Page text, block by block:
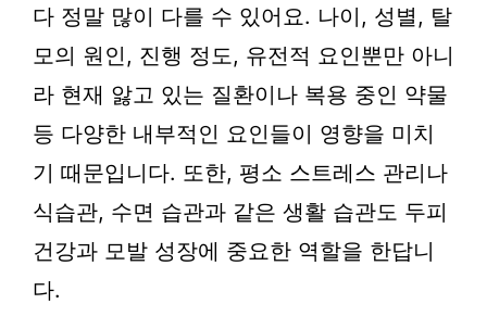
다 정말 많이 다를 수 있어요. 나이, 성별, 탈
모의 원인, 진행 정도, 유전적 요인뿐만 아니
라 현재 앓고 있는 질환이나 복용 중인 약물
등 다양한 내부적인 요인들이 영향을 미치
기 때문입니다. 또한, 평소 스트레스 관리나
식습관, 수면 습관과 같은 생활 습관도 두피
건강과 모발 성장에 중요한 역할을 한답니
다.